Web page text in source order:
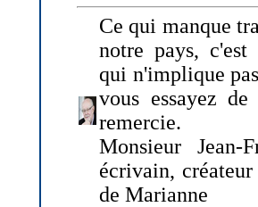
Ce qui manque
notre pays,
qui n'implique
vous essayez
remercie.
Monsieur Jean-
écrivain,
de Marianne